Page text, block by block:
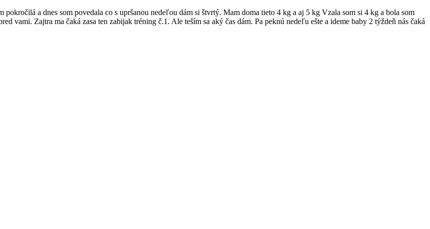
a dnes som povedala co s upršanou nedeľou dám si štvrtý. Mam doma tieto 4 kg a aj 5 kg Vzala som si 4 kg a bola som
vami. Zajtra ma čaká zasa ten zabijak tréning č.1. Ale teším sa aký čas dám. Pa peknú nedeľu ešte a ideme baby 2 týždeň nás čaká